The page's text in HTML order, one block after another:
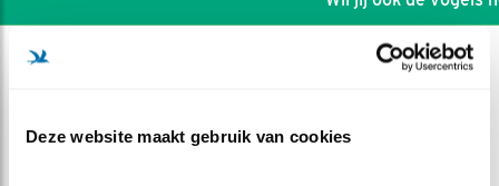
Deze website maakt gebruik van cookies